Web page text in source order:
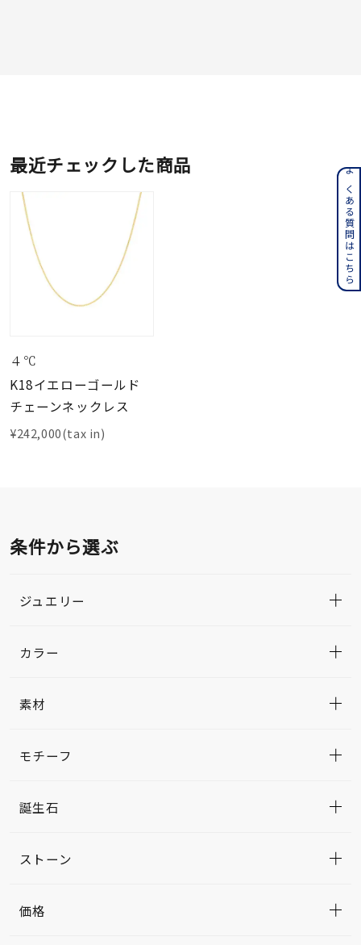
最近チェックした商品
４℃
K18イエローゴールド
チェーンネックレス
¥242,000(tax in)
条件から選ぶ
ジュエリー
カラー
素材
モチーフ
誕生石
ストーン
価格
よくある質問はこちら